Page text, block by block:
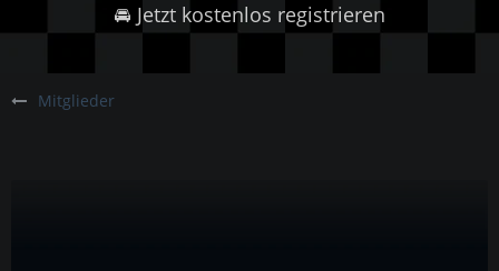
🚘 Jetzt kostenlos registrieren
Mitglieder